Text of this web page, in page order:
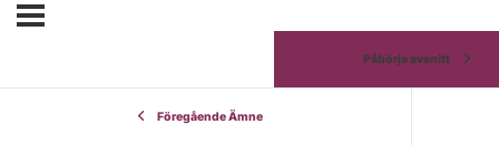
Påbörja avsnitt
Föregående Ämne